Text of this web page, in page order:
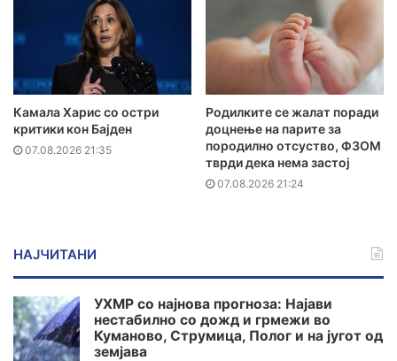
Камала Харис со остри
критики кон Бајден
07.08.2026 21:35
Родилките се жалат поради
доцнење на парите за
породилно отсуство, ФЗОМ
тврди дека нема застој
07.08.2026 21:24
НАЈЧИТАНИ
УХМР со најнова прогноза: Најави
нестабилно со дожд и грмежи во
Куманово, Струмица, Полог и на југот од
земјава